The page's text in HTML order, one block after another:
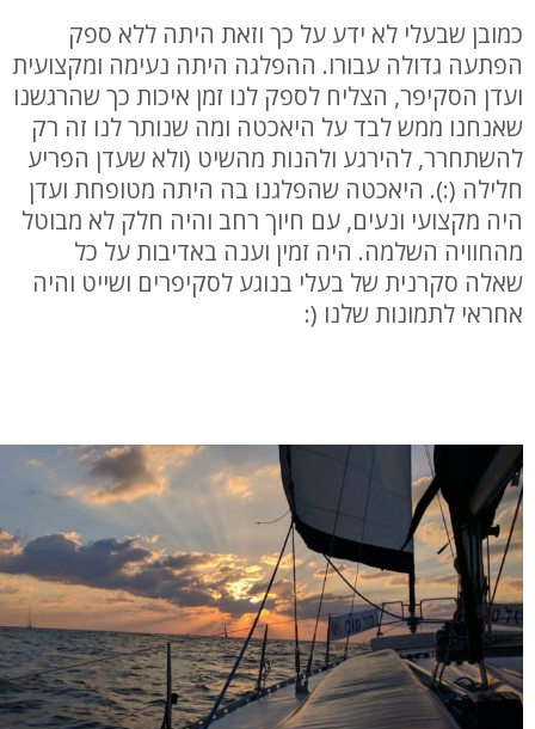
כמובן שבעלי לא ידע על כך וזאת היתה ללא ספק
הפתעה גדולה עבורו. ההפלגה היתה נעימה ומקצועית
ועדן הסקיפר, הצליח לספק לנו זמן איכות כך שהרגשנו
שאנחנו ממש לבד על היאכטה ומה שנותר לנו זה רק
להשתחרר, להירגע ולהנות מהשיט (ולא שעדן הפריע
חלילה (:). היאכטה שהפלגנו בה היתה מטופחת ועדן
היה מקצועי ונעים, עם חיוך רחב והיה חלק לא מבוטל
מהחוויה השלמה. היה זמין וענה באדיבות על כל
שאלה סקרנית של בעלי בנוגע לסקיפרים ושייט והיה
אחראי לתמונות שלנו (: